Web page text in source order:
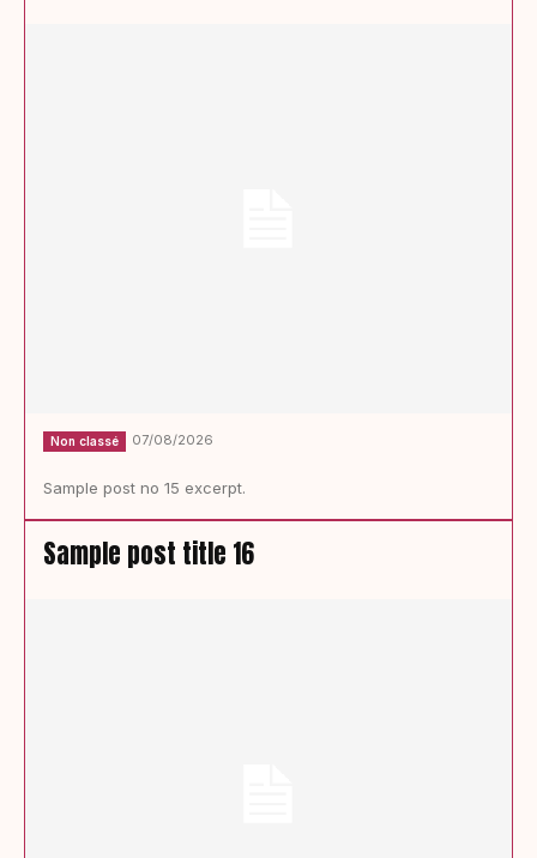
Non classé 07/08/2026
Sample post no 15 excerpt.
Sample post title 16